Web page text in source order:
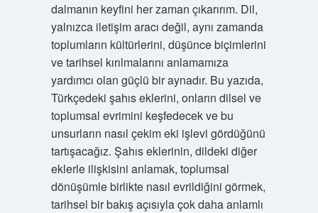
dalmanın keyfini her zaman çıkarırım. Dil,
yalnızca iletişim aracı değil, aynı zamanda
toplumların kültürlerini, düşünce biçimlerini
ve tarihsel kırılmalarını anlamamıza
yardımcı olan güçlü bir aynadır. Bu yazıda,
Türkçedeki şahıs eklerini, onların dilsel ve
toplumsal evrimini keşfedecek ve bu
unsurların nasıl çekim eki işlevi gördüğünü
tartışacağız. Şahıs eklerinin, dildeki diğer
eklerle ilişkisini anlamak, toplumsal
dönüşümle birlikte nasıl evrildiğini görmek,
tarihsel bir bakış açısıyla çok daha anlamlı